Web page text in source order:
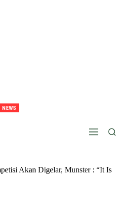
NEWS
Akan Digelar, Munster : “It Is